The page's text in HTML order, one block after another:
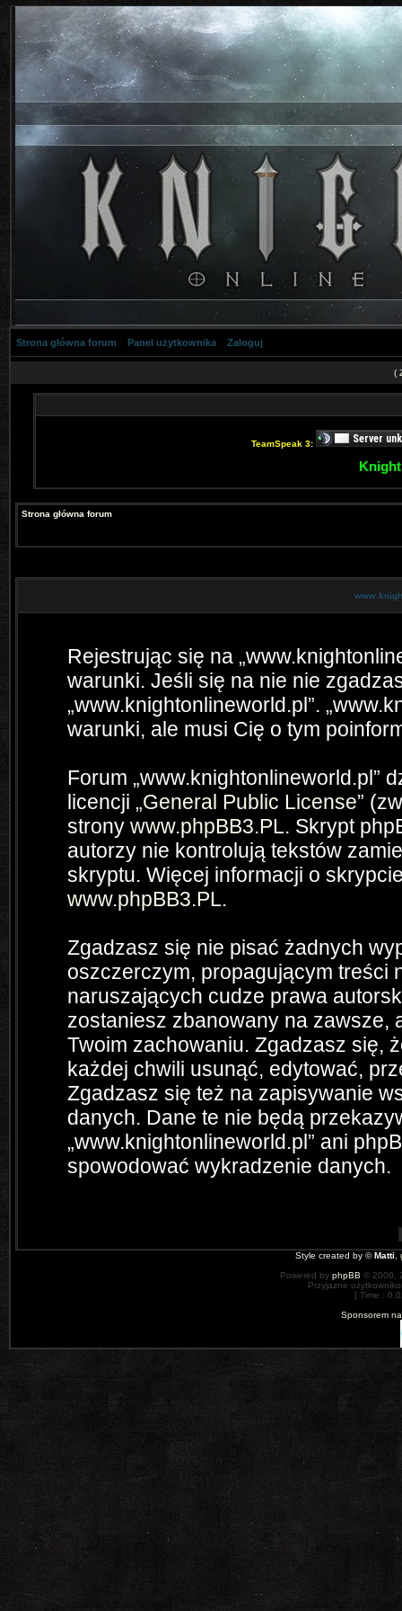
Strona główna forum Panel użytkownika Zaloguj
(
TeamSpeak 3:
Strona główna forum
Rejestrując się na
warunki. Jeśli się na nie nie
„www.knightonlineworld.pl”.
warunki, ale musi Cię o tym
Forum „www.knightonlineworld.pl”
licencji „General Public License”
strony www.phpBB3.PL. Skrypt
autorzy nie kontrolują tekstów
skryptu. Więcej informacji o
www.phpBB3.PL.
Zgadzasz się nie pisać żadnych
oszczerczym, propagującym treści
naruszających cudze prawa
zostaniesz zbanowany na zawsze,
Twoim zachowaniu. Zgadzasz się,
każdej chwili usunąć, edytować,
Zgadzasz się też na zapisywanie
danych. Dane te nie będą
„www.knightonlineworld.pl” ani
spowodować wykradzenie danych.
Style created by ©Matti
Powered by phpBB © 2000,
Przyjazne
[ Time :
Sponsorem